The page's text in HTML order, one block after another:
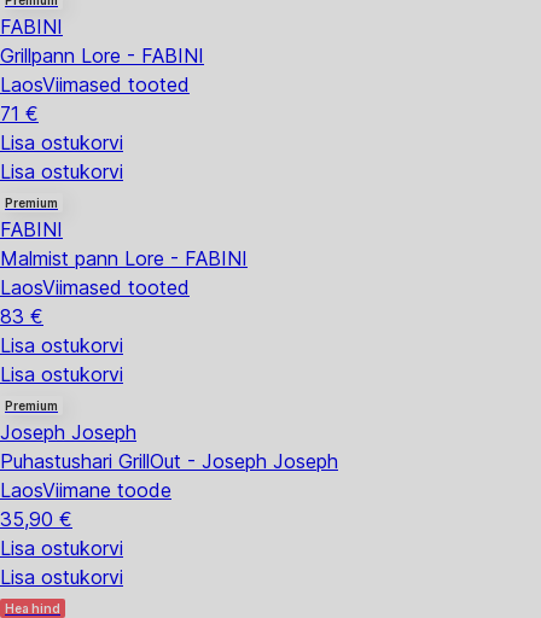
FABINI
Grillpann Lore - FABINI
LaosViimased tooted
71 €
Lisa ostukorvi
Lisa ostukorvi
Premium
FABINI
Malmist pann Lore - FABINI
LaosViimased tooted
83 €
Lisa ostukorvi
Lisa ostukorvi
Premium
Joseph Joseph
Puhastushari GrillOut - Joseph Joseph
LaosViimane toode
35,90 €
Lisa ostukorvi
Lisa ostukorvi
Hea hind